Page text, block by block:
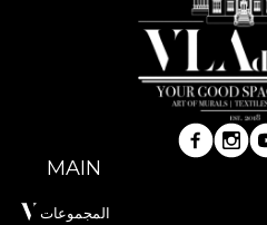
MAIN
المجموعات